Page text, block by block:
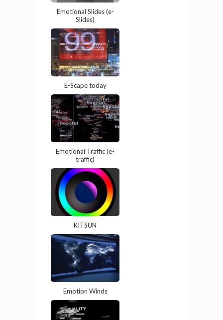
Emotional Slides (e-
Slides)
E-Scape today
Emotional Traffic (e-
traffic)
KITSUN
Emotion Winds